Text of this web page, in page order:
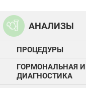
АНАЛИЗЫ
ПРОЦЕДУРЫ
ГОРМОНАЛЬНАЯ
ДИАГНОСТИКА